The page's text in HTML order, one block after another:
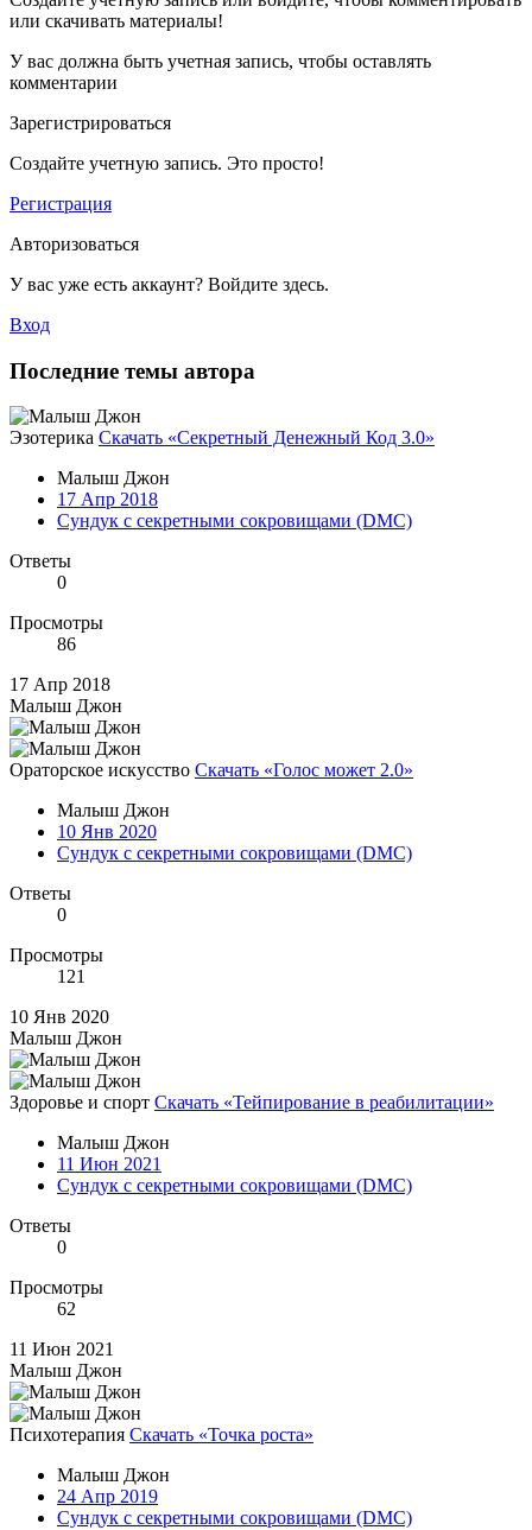
или скачивать материалы!
У вас должна быть учетная запись, чтобы оставлять
комментарии
Зарегистрироваться
Создайте учетную запись. Это просто!
Регистрация
Авторизоваться
У вас уже есть аккаунт? Войдите здесь.
Вход
Последние темы автора
Эзотерика Скачать «Секретный Денежный Код 3.0»
Малыш Джон
17 Апр 2018
Сундук с секретными сокровищами (DMC)
Ответы
0
Просмотры
86
17 Апр 2018
Малыш Джон
Ораторское искусство Скачать «Голос может 2.0»
Малыш Джон
10 Янв 2020
Сундук с секретными сокровищами (DMC)
Ответы
0
Просмотры
121
10 Янв 2020
Малыш Джон
Здоровье и спорт Скачать «Тейпирование в реабилитации»
Малыш Джон
11 Июн 2021
Сундук с секретными сокровищами (DMC)
Ответы
0
Просмотры
62
11 Июн 2021
Малыш Джон
Психотерапия Скачать «Точка роста»
Малыш Джон
24 Апр 2019
Сундук с секретными сокровищами (DMC)